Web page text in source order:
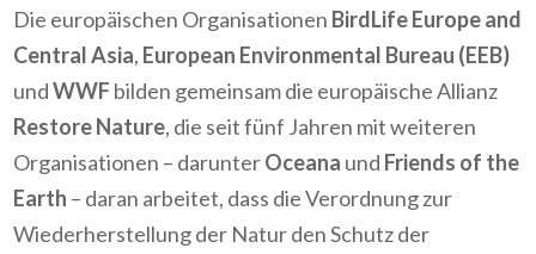
Die europäischen Organisationen BirdLife Europe and
Central Asia, European Environmental Bureau (EEB)
undWWF bilden gemeinsam die europäische Allianz
Restore Nature, die seit fünf Jahren mit weiteren
Organisationen – darunterOceana und Friends of the
Earth – daran arbeitet, dass die Verordnung zur
Wiederherstellung der Natur den Schutz der